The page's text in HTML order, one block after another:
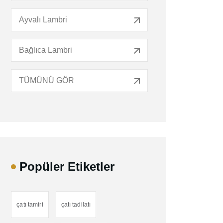
Ayvalı Lambri
Bağlıca Lambri
TÜMÜNÜ GÖR
Popüler Etiketler
çatı tamiri çatı tadilatı